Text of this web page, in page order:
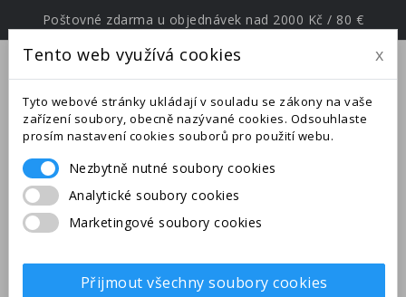
Poštovné zdarma u objednávek nad 2000 Kč / 80 €
menu
Upozornění: Ve dnech od
25.6.-27.7.2026 jsme na expedici v
jižní Evropě. Uskutečněné
objednávky budou odeslány po
28.7.2026.
Tento web využívá cookies x
Tyto webové stránky ukládají v souladu se zákony na vaše
zařízení soubory, obecně nazývané cookies. Odsouhlaste
prosím nastavení cookies souborů pro použití webu.
Nezbytně nutné soubory cookies
Analytické soubory cookies
Marketingové soubory cookies
Přijmout všechny soubory cookies